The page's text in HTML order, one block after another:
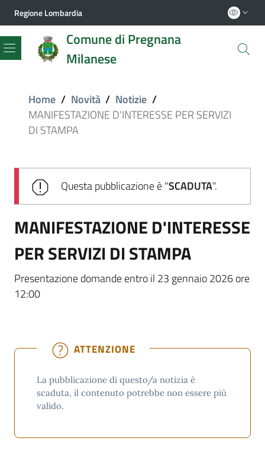
Regione Lombardia
Comune di Pregnana
Milanese
Menu
Home / Novità / Notizie /
MANIFESTAZIONE D'INTERESSE PER SERVIZI
DI STAMPA
Questa pubblicazione è "SCADUTA".
MANIFESTAZIONE D'INTERESSE
PER SERVIZI DI STAMPA
Presentazione domande entro il 23 gennaio 2026 ore
12:00
ATTENZIONE
La pubblicazione di questo/a notizia è
scaduta, il contenuto potrebbe non essere più
valido.